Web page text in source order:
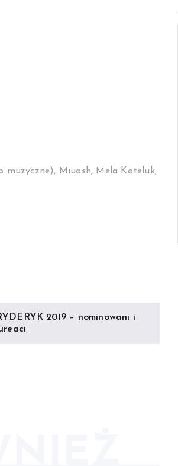
muzyczne), Miuosh, Mela Koteluk,
2019 – nominowani i